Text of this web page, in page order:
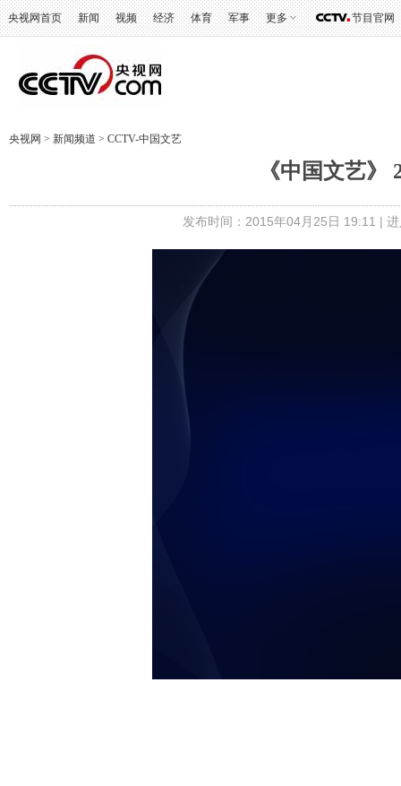
央视网首页 新闻 视频 经济 体育 军事 更多 节目官网
央视网 > 新闻频道 > CCTV-中国文艺
《中国文艺》
发布时间：2015年04月25日 19:11 |